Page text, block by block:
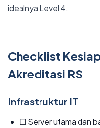
idealnya Level 4.
Checklist
Akreditasi RS
Infrastruktur IT
☐ Server utama dan